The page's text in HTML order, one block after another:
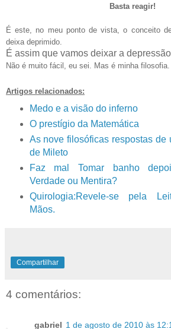
Basta reagir!
É este, no meu ponto de vista, o conceito
deixa deprimido.
É assim que vamos deixar a
Não é muito fácil, eu sei. Mas é minha filosofia.
Artigos relacionados:
Medo e a visão do inferno
O prestígio da Matemática
As nove filosóficas respostas de
de Mileto
Faz mal Tomar banho
Verdade ou Mentira?
Quirologia:Revele-se pela
Mãos.
Compartilhar
4 comentários:
gabriel 1 de agosto de 2010 às